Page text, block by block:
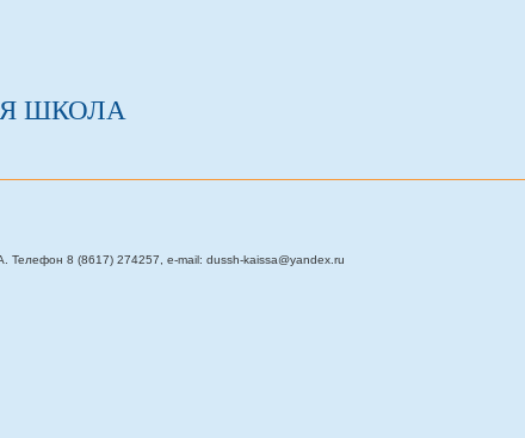
ШКОЛА
Телефон 8 (8617) 274257, e-mail: dussh-kaissa@yandex.ru